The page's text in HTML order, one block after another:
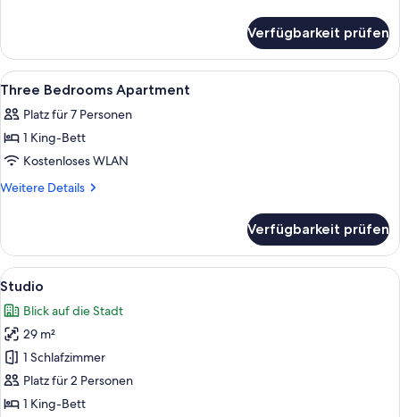
Bedroom
Apartment
Verfügbarkeit prüfen
Alle
Fotos
für
Three
Bedrooms
Apartment
7
Three Bedrooms Apartment
Platz für 7 Personen
1 King-Bett
Kostenloses WLAN
Weitere Details
Weitere
Bedrooms
Apartment
Verfügbarkeit prüfen
Alle
Fotos
für
Studio
anzeigen
Ein Hotelzimmer mit Bett,
5
Studio
Blick auf die Stadt
29 m²
1 Schlafzimmer
Platz für 2 Personen
1 King-Bett